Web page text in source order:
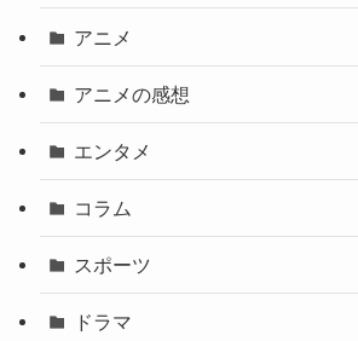
アニメ
アニメの感想
エンタメ
コラム
スポーツ
ドラマ